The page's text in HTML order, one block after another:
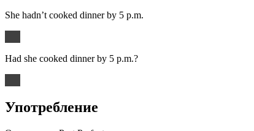
She hadn’t cooked dinner by 5 p.m.
Had she cooked dinner by 5 p.m.?
Употребление